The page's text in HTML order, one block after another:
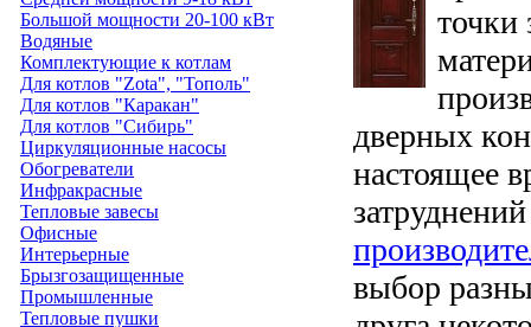
Большой мощности 20-100 кВт
Водяные
Комплектующие к котлам
Для котлов "Zota", "Тополь"
Для котлов "Каракан"
Для котлов "Сибирь"
Циркуляционные насосы
Обогреватели
Инфракрасные
Тепловые завесы
Офисные
Интерьерные
Брызгозащищенные
Промышленные
Тепловые пушки
точки
дверных
настоящее
выбор